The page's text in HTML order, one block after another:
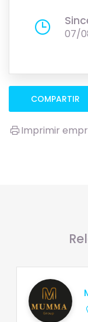
07/
COMPARTIR
Imprimir